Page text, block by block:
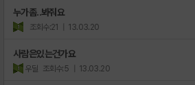
누가좀..봐줘요
조회수:21 | 13.03.20
사람은있는건가요
우딜 조회수:5 | 13.03.20